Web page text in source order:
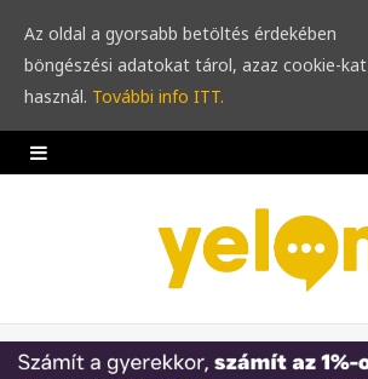
Az oldal a gyorsabb betöltés érdekében
böngészési adatokat tárol, azaz cookie-kat
használ. További info ITT.